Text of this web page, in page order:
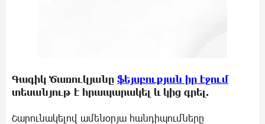
Գագիկ Ծառուկյանը ֆեյսբուքյան իր էջում
տեսանյութ է հրապարակել և կից գրել.
Շարունակելով ամենօրյա հանդիպումները